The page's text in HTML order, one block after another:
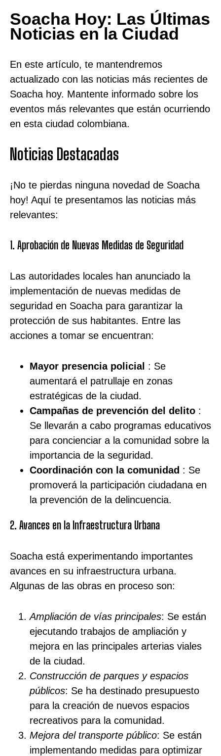
Soacha Hoy: Las Últimas
Noticias en la Ciudad
En este artículo, te mantendremos
actualizado con las noticias más recientes de
Soacha hoy. Mantente informado sobre los
eventos más relevantes que están ocurriendo
en esta ciudad colombiana.
Noticias Destacadas
¡No te pierdas ninguna novedad de Soacha
hoy! Aquí te presentamos las noticias más
relevantes:
1. Aprobación de Nuevas Medidas de Seguridad
Las autoridades locales han anunciado la
implementación de nuevas medidas de
seguridad en Soacha para garantizar la
protección de sus habitantes. Entre las
acciones a tomar se encuentran:
Mayor presencia policial : Se
aumentará el patrullaje en zonas
estratégicas de la ciudad.
Campañas de prevención del delito :
Se llevarán a cabo programas educativos
para concienciar a la comunidad sobre la
importancia de la seguridad.
Coordinación con la comunidad : Se
promoverá la participación ciudadana en
la prevención de la delincuencia.
2. Avances en la Infraestructura Urbana
Soacha está experimentando importantes
avances en su infraestructura urbana.
Algunas de las obras en proceso son:
Ampliación de vías principales: Se están
ejecutando trabajos de ampliación y
mejora en las principales arterias viales
de la ciudad.
Construcción de parques y espacios
públicos: Se ha destinado presupuesto
para la creación de nuevos espacios
recreativos para la comunidad.
Mejora del transporte público: Se están
implementando medidas para optimizar